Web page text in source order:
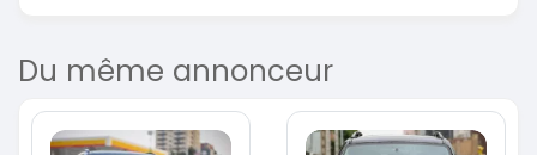
Du même annonceur